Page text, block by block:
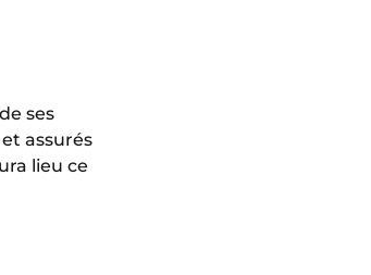
ses
assurés
lieu ce